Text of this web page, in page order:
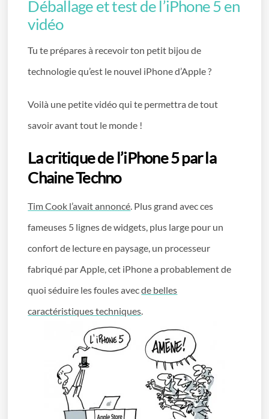
Déballage et test de l’iPhone 5 en
vidéo
Tu te prépares à recevoir ton petit bijou de
technologie qu’est le nouvel iPhone d’Apple ?
Voilà une petite vidéo qui te permettra de tout
savoir avant tout le monde !
La critique de l’iPhone 5 par la
Chaine Techno
Tim Cook l’avait annoncé. Plus grand avec ces
fameuses 5 lignes de widgets, plus large pour un
confort de lecture en paysage, un processeur
fabriqué par Apple, cet iPhone a probablement de
quoi séduire les foules avecde belles
caractéristiques techniques.